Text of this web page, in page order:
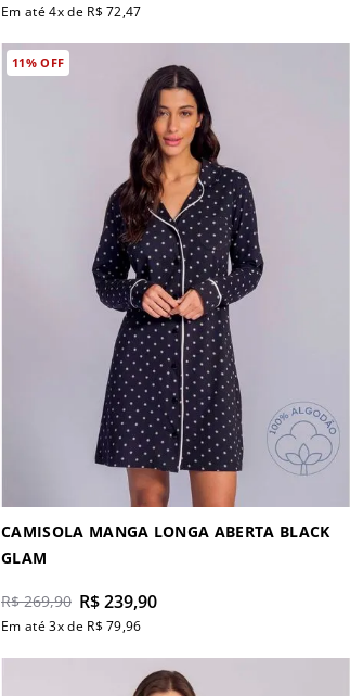
Em até4x de R$ 72,47
11%OFF
CAMISOLA MANGA LONGA ABERTA BLACK
GLAM
R$ 269,90 R$239,90
Em até3x de R$ 79,96